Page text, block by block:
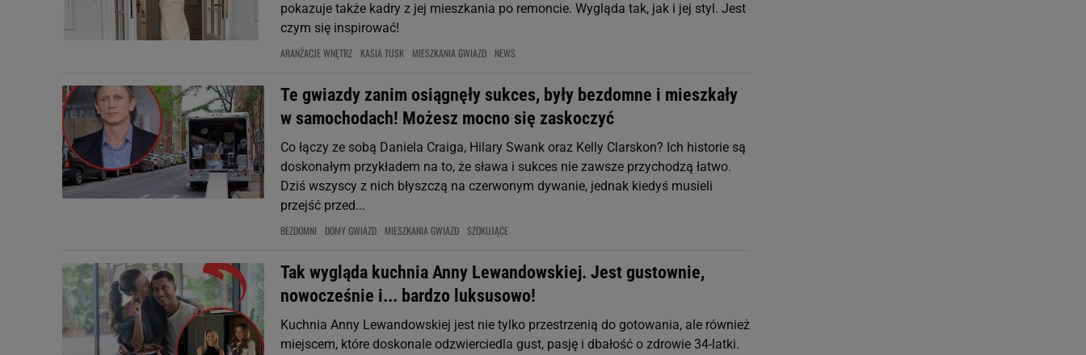
pokazuje także kadry z jej mieszkania po remoncie. Wygląda tak, jak i jej styl. Jest
czym się inspirować!
ARANŻACJE WNĘTRZ KASIA TUSK MIESZKANIA GWIAZD NEWS
Te gwiazdy zanim osiągnęły sukces, były bezdomne i mieszkały
w samochodach! Możesz mocno się zaskoczyć
Co łączy ze sobą Daniela Craiga, Hilary Swank oraz Kelly Clarskon? Ich historie są
doskonałym przykładem na to, że sława i sukces nie zawsze przychodzą łatwo.
Dziś wszyscy z nich błyszczą na czerwonym dywanie, jednak kiedyś musieli
przejść przed...
BEZDOMNI DOMY GWIAZD MIESZKANIA GWIAZD SZOKUJĄCE
Tak wygląda kuchnia Anny Lewandowskiej. Jest gustownie,
nowocześnie i... bardzo luksusowo!
Kuchnia Anny Lewandowskiej jest nie tylko przestrzenią do gotowania, ale również
miejscem, które doskonale odzwierciedla gust, pasję i dbałość o zdrowie 34-latki.